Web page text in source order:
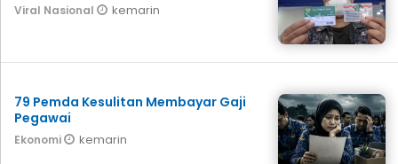
Viral Nasional kemarin
79 Pemda Kesulitan Membayar Gaji
Pegawai
Ekonomi kemarin